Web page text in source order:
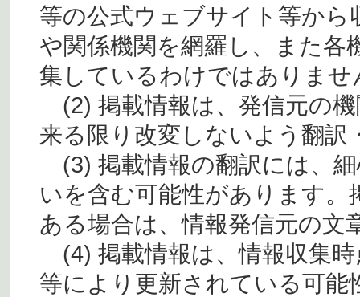
等の公式ウェブサイト等か
や関係機関を網羅し、また各
集しているわけではありませ
(2) 掲載情報は、発信元の
来る限り改変しないよう翻訳
(3) 掲載情報の翻訳には、
いを含む可能性があります。
ある場合は、情報発信元の文
(4) 掲載情報は、情報収集
等により更新されている可